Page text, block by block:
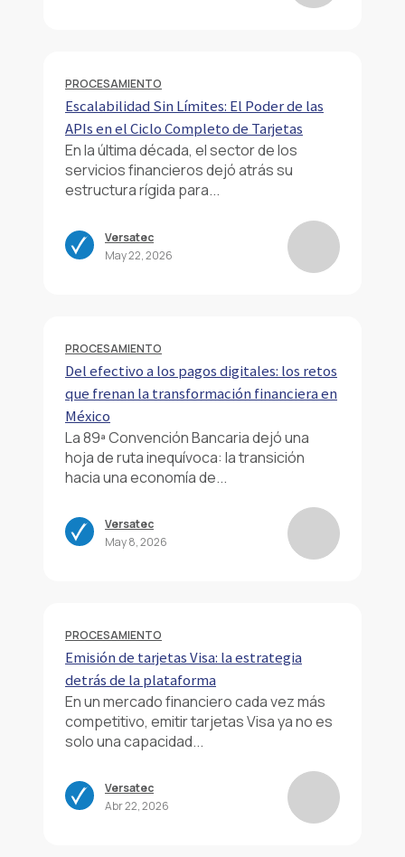
PROCESAMIENTO
Escalabilidad Sin Límites: El Poder de las
APIs en el Ciclo Completo de Tarjetas
En la última década, el sector de los
servicios financieros dejó atrás su
estructura rígida para...
Versatec
May 22, 2026
PROCESAMIENTO
Del efectivo a los pagos digitales: los retos
que frenan la transformación financiera en
México
La 89ª Convención Bancaria dejó una
hoja de ruta inequívoca: la transición
hacia una economía de...
Versatec
May 8, 2026
PROCESAMIENTO
Emisión de tarjetas Visa: la estrategia
detrás de la plataforma
En un mercado financiero cada vez más
competitivo, emitir tarjetas Visa ya no es
solo una capacidad...
Versatec
Abr 22, 2026